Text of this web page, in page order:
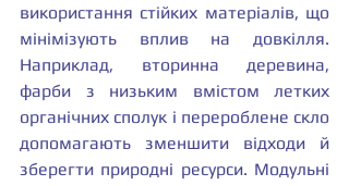
використання стійких матеріалів, що
мінімізують вплив на довкілля.
Наприклад, вторинна деревина,
фарби з низьким вмістом летких
органічних сполук і перероблене скло
допомагають зменшити відходи й
зберегти природні ресурси. Модульні